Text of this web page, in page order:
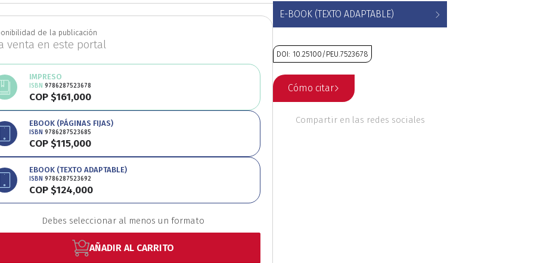
paz
Derecho Desarrollo
Diseño
Educación
Estudios culturales
Estudios regionales
Ética
Física Género
Ingeniería Lenguas
Medicina Medioambiente
de la publicación
venta en este portal
IMPRESO
ISBN 9786287523678
COP $161,000
EBOOK (PÁGINAS FIJAS)
ISBN 9786287523685
COP $115,000
EBOOK (TEXTO ADAPTABLE)
ISBN 9786287523692
COP $124,000
Debes seleccionar al menos un formato
AÑADIR AL CARRITO
E-BOOK (TEXTO ADAPTABLE)
DOI: 10.25100/PEU.7523678
Cómo citar
Compartir en las redes sociales